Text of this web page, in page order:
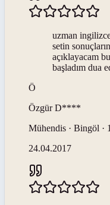
uzman
setin
açıklayacam
başladım dua
Ö
Özgür D****
Mühendis · Bingöl ·
24.04.2017